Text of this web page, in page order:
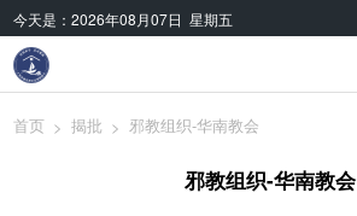
今天是：2026年08月07日 星期五
首页 > 揭批 > 邪教组织-华南教会
邪教组织-华南教会